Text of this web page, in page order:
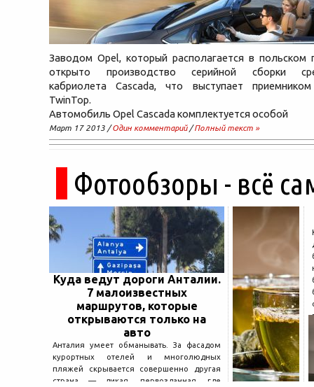
Заводом Opel, который располагается в польском
открыто производство серийной сборки
кабриолета Cascada, что выступает
TwinTop.
Автомобиль Opel Cascada комплектуется особой
Март 17 2013 /Один комментарий/Полный текст »
Фотообзоры - всё
Куда ведут дороги Анталии.
7 малоизвестных
маршрутов, которые
открываются только на
авто
Анталия умеет обманывать. За фасадом
курортных отелей и многолюдных
пляжей скрывается совершенно другая
страна — дикая, первозданная, где